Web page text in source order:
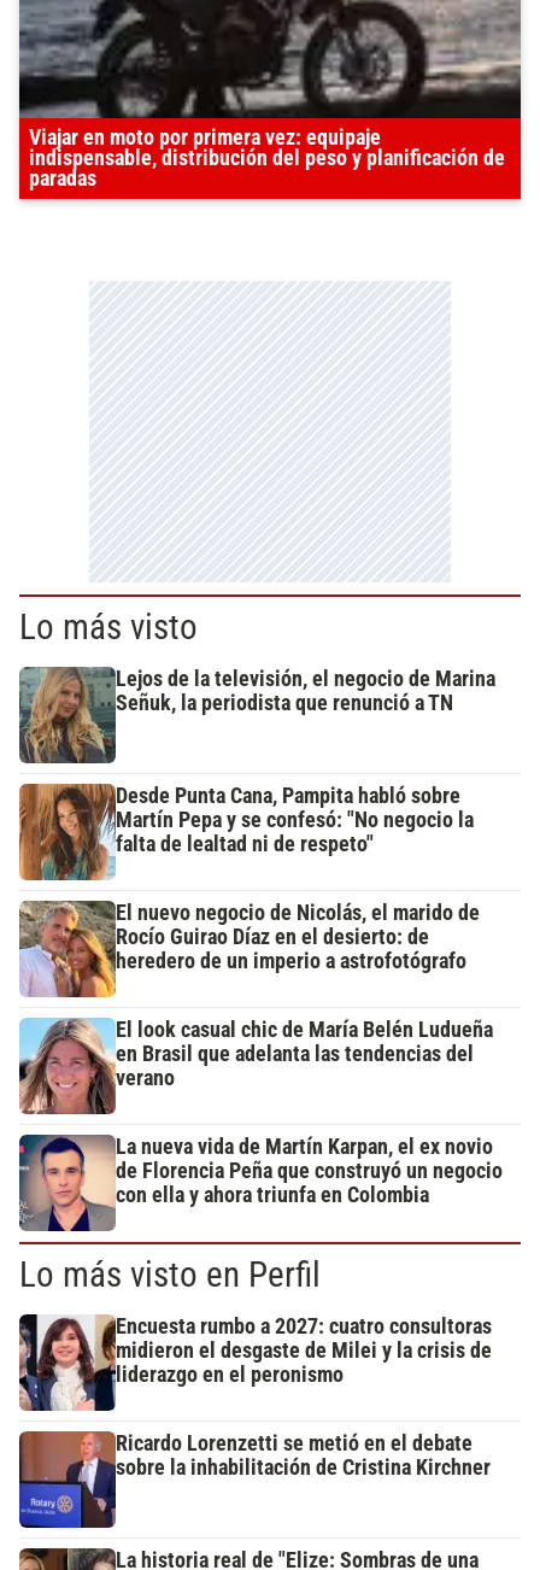
Viajar en moto por primera vez: equipaje
indispensable, distribución del peso y planificación de
paradas
Lo más visto
Lejos de la televisión, el negocio de Marina
Señuk, la periodista que renunció a TN
Desde Punta Cana, Pampita habló sobre
Martín Pepa y se confesó: "No negocio la
falta de lealtad ni de respeto"
El nuevo negocio de Nicolás, el marido de
Rocío Guirao Díaz en el desierto: de
heredero de un imperio a astrofotógrafo
El look casual chic de María Belén Ludueña
en Brasil que adelanta las tendencias del
verano
La nueva vida de Martín Karpan, el ex novio
de Florencia Peña que construyó un negocio
con ella y ahora triunfa en Colombia
Lo más visto en Perfil
Encuesta rumbo a 2027: cuatro consultoras
midieron el desgaste de Milei y la crisis de
liderazgo en el peronismo
Ricardo Lorenzetti se metió en el debate
sobre la inhabilitación de Cristina Kirchner
La historia real de "Elize: Sombras de una